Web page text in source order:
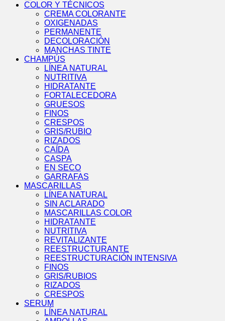
COLOR Y TÉCNICOS
CREMA COLORANTE
OXIGENADAS
PERMANENTE
DECOLORACIÓN
MANCHAS TINTE
CHAMPÚS
LÍNEA NATURAL
NUTRITIVA
HIDRATANTE
FORTALECEDORA
GRUESOS
FINOS
CRESPOS
GRIS/RUBIO
RIZADOS
CAÍDA
CASPA
EN SECO
GARRAFAS
MASCARILLAS
LÍNEA NATURAL
SIN ACLARADO
MASCARILLAS COLOR
HIDRATANTE
NUTRITIVA
REVITALIZANTE
REESTRUCTURANTE
REESTRUCTURACIÓN INTENSIVA
FINOS
GRIS/RUBIOS
RIZADOS
CRESPOS
SERUM
LÍNEA NATURAL